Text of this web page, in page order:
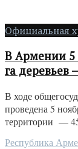
Официальная
В Армении 5
га деревьев
В ходе
проведена 5
территории —
Республика